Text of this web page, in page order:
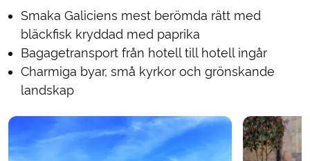
Smaka Galiciens mest berömda rätt med
bläckfisk kryddad med paprika
Bagagetransport från hotell till hotell ingår
Charmiga byar, små kyrkor och grönskande
landskap